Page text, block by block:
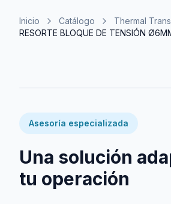
Inicio Catálogo
Thermal
RESORTE BLOQUE DE TENSIÓN
Asesoría especializada
Una solución
tu operación